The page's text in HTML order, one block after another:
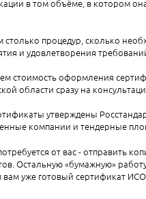
в том объёме, в котором
столько процедур, сколько
и удовлетворения
стоимость оформления
области сразу на
утверждены
компании и тендерные
от вас - отправить
Остальную «бумажную»
уже готовый сертификат ИСО